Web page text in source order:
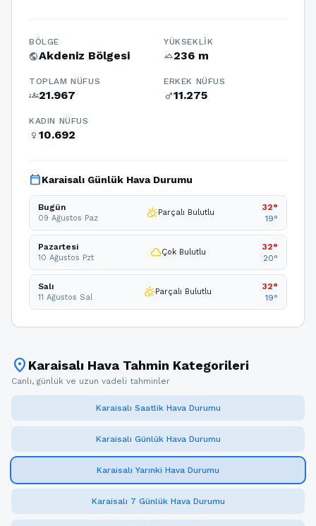
BÖLGE
publicAkdeniz Bölgesi
YÜKSEKLIK
terrain236 m
TOPLAM NÜFUS
groups21.967
ERKEK NÜFUS
male11.275
KADIN NÜFUS
female 10.692
calendar_todayKaraisalı Günlük Hava Durumu
Bugün
09 Ağustos Paz partly_cloudy_dayParçalı Bulutlu
32°
19°
Pazartesi
10 Ağustos Pzt cloudÇok Bulutlu
32°
20°
Salı
11 Ağustos Sal partly_cloudy_dayParçalı Bulutlu
32°
19°
location_on Karaisalı Hava Tahmin Kategorileri
Canlı, günlük ve uzun vadeli tahminler
Karaisalı Saatlik Hava Durumu
Karaisalı Günlük Hava Durumu
Karaisalı Yarınki Hava Durumu
Karaisalı 7 Günlük Hava Durumu